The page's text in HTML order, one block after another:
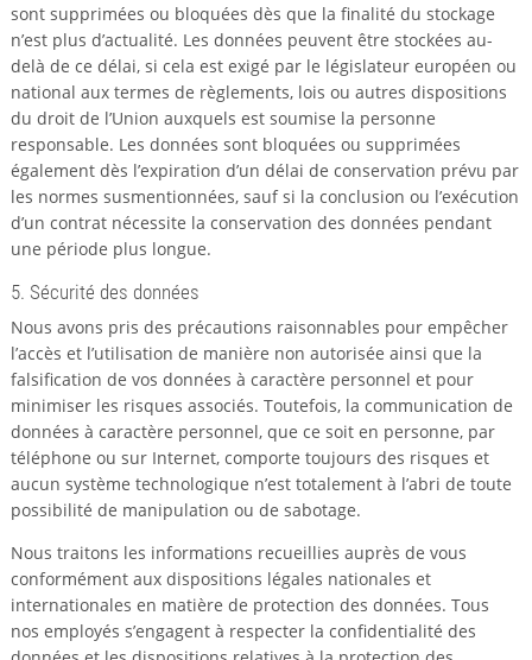
sont supprimées ou bloquées dès que la finalité du stockage
n’est plus d’actualité. Les données peuvent être stockées au-
delà de ce délai, si cela est exigé par le législateur européen ou
national aux termes de règlements, lois ou autres dispositions
du droit de l’Union auxquels est soumise la personne
responsable. Les données sont bloquées ou supprimées
également dès l’expiration d’un délai de conservation prévu par
les normes susmentionnées, sauf si la conclusion ou l’exécution
d’un contrat nécessite la conservation des données pendant
une période plus longue.
5. Sécurité des données
Nous avons pris des précautions raisonnables pour empêcher
l’accès et l’utilisation de manière non autorisée ainsi que la
falsification de vos données à caractère personnel et pour
minimiser les risques associés. Toutefois, la communication de
données à caractère personnel, que ce soit en personne, par
téléphone ou sur Internet, comporte toujours des risques et
aucun système technologique n’est totalement à l’abri de toute
possibilité de manipulation ou de sabotage.
Nous traitons les informations recueillies auprès de vous
conformément aux dispositions légales nationales et
internationales en matière de protection des données. Tous
nos employés s’engagent à respecter la confidentialité des